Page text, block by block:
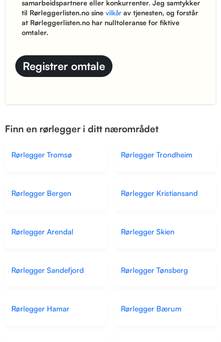
samarbeidspartnere eller konkurrenter. Jeg samtykker
til Rørleggerlisten.no sine vilkårav tjenesten, og forstår
at Rørleggerlisten.no har nulltoleranse for fiktive
omtaler.
Finn en rørlegger i ditt nærområdet
Rørlegger Tromsø Rørlegger Trondheim
Rørlegger Bergen Rørlegger Kristiansand
Rørlegger Arendal Rørlegger Skien
Rørlegger Sandefjord Rørlegger Tønsberg
Rørlegger Hamar Rørlegger Bærum